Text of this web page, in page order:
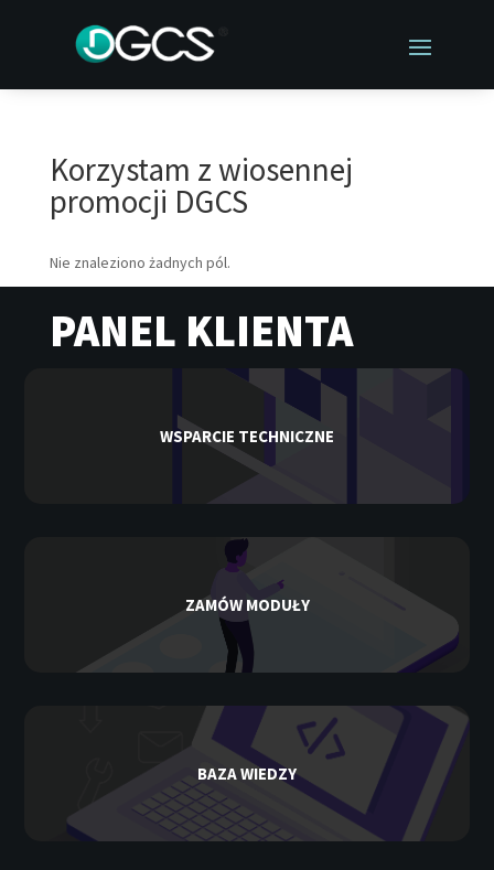
Korzystam z wiosennej
promocji DGCS
Nie znaleziono żadnych pól.
PANEL KLIENTA
WSPARCIE TECHNICZNE
ZAMÓW MODUŁY
BAZA WIEDZY